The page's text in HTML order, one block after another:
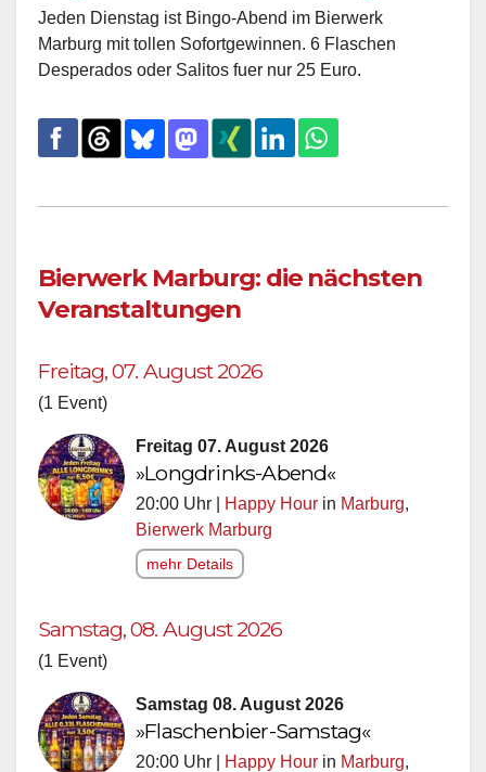
Jeden Dienstag ist Bingo-Abend im Bierwerk
Marburg mit tollen Sofortgewinnen. 6 Flaschen
Desperados oder Salitos fuer nur 25 Euro.
Bierwerk Marburg: die nächsten
Veranstaltungen
Freitag, 07. August 2026
(1 Event)
Freitag 07. August 2026
»Longdrinks-Abend«
20:00 Uhr | Happy Hour in Marburg,
Bierwerk Marburg
mehr Details
Samstag, 08. August 2026
(1 Event)
Samstag 08. August 2026
»Flaschenbier-Samstag«
20:00 Uhr | Happy Hour in Marburg,